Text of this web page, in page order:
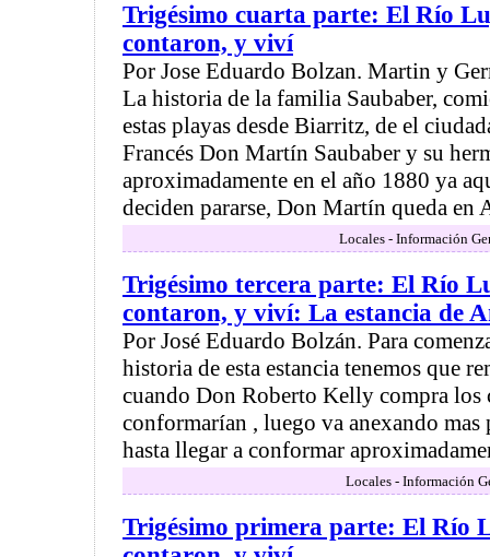
Trigésimo cuarta parte: El Río
contaron, y viví
Por Jose Eduardo Bolzan. Martin y
La historia de la familia Saubaber,
estas playas desde Biarritz, de el
Francés Don Martín Saubaber y su
aproximadamente en el año 1880 ya
deciden pararse, Don Martín queda en
Locales - Información
Trigésimo tercera parte: El Río
contaron, y viví: La estancia de
Por José Eduardo Bolzán. Para
historia de esta estancia tenemos que
cuando Don Roberto Kelly compra los
conformarían , luego va anexando mas
hasta llegar a conformar
Locales - Información
Trigésimo primera parte: El Río